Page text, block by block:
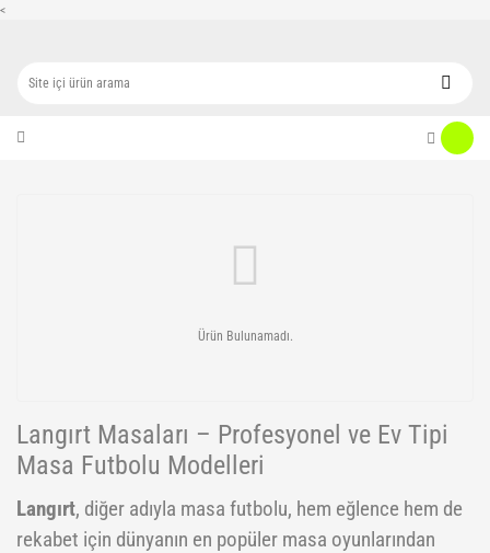
<
Ürün Bulunamadı.
Langırt Masaları – Profesyonel ve Ev Tipi
Masa Futbolu Modelleri
Langırt, diğer adıyla masa futbolu, hem eğlence hem de
rekabet için dünyanın en popüler masa oyunlarından